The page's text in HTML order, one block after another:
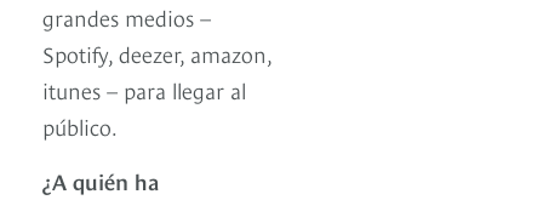
grandes medios –
Spotify, deezer, amazon,
itunes – para llegar al
público.
¿A quién ha